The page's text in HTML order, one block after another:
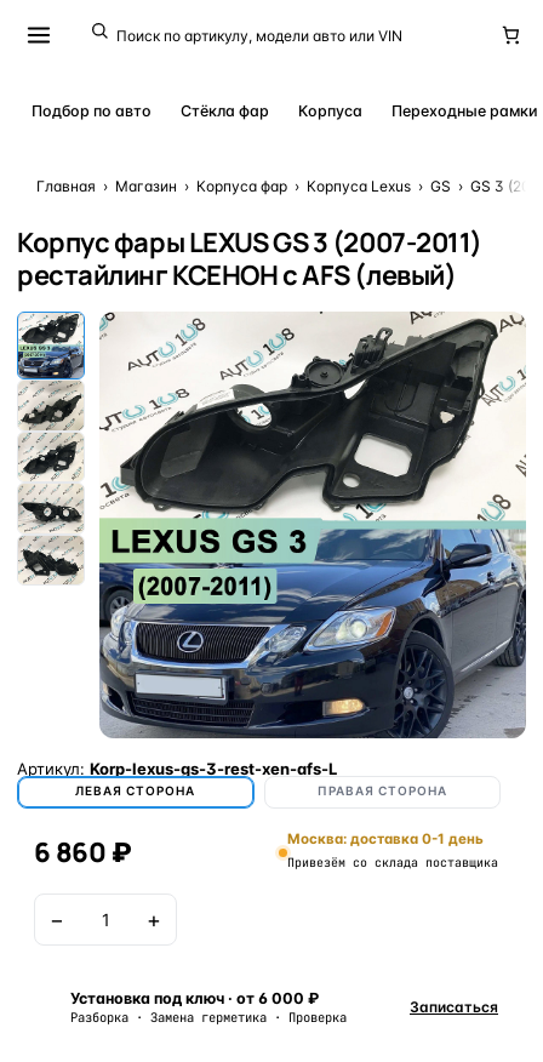
Подбор по авто Стёкла фар Корпуса Переходные рамки
Главная › Магазин › Корпуса фар › Корпуса Lexus › GS › GS 3
Корпус фары LEXUS GS 3 (2007-2011)
рестайлинг КСЕНОН с AFS (левый)
Артикул: Korp-lexus-gs-3-rest-xen-afs-L
ЛЕВАЯ СТОРОНА ПРАВАЯ СТОРОНА
6 860 ₽ Москва: доставка 0-1 день
Привезём со склада поставщика
− +
Установка под ключ · от 6 000 ₽
Разборка · Замена герметика · Проверка
Записаться